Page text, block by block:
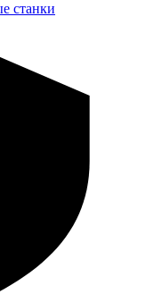
станки